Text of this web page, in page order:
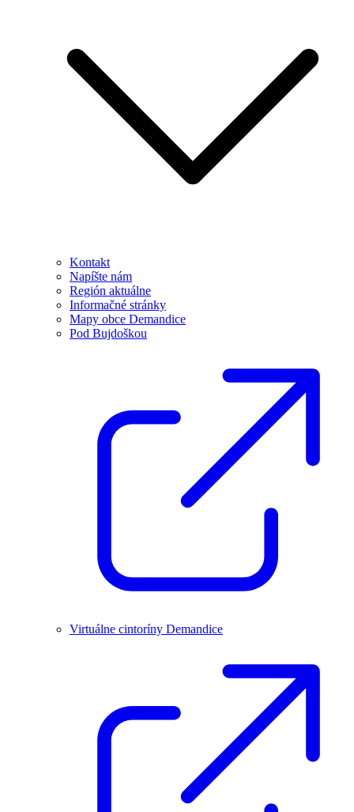
Kontakt
Napíšte nám
Región aktuálne
Informačné stránky
Mapy obce Demandice
Pod Bujdoškou
Virtuálne cintoríny Demandice